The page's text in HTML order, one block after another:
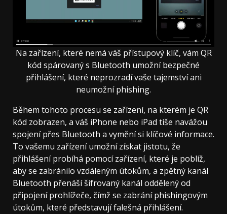
Na zařízení, které nemá váš přístupový klíč, vám QR
kód spárovaný s Bluetooth umožní bezpečné
přihlášení, které neprozradí vaše tajemství ani
neumožní phishing.
Během tohoto procesu se zařízení, na kterém je QR
kód zobrazen, a váš iPhone nebo iPad tiše navážou
spojení přes Bluetooth a vymění si klíčové informace.
To vašemu zařízení umožní získat jistotu, že
přihlášení probíhá pomocí zařízení, které je poblíž,
aby se zabránilo vzdáleným útokům, a zpětný kanál
Bluetooth přenáší šifrovaný kanál oddělený od
připojení prohlížeče, čímž se zabrání phishingovým
útokům, které představují falešná přihlášení.